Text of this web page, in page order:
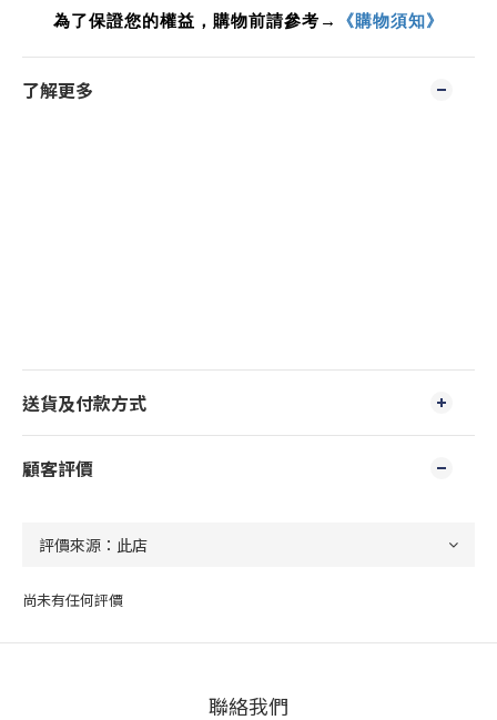
為了保證您的權益，購物前請參考→
《購物須知》
了解更多
送貨及付款方式
顧客評價
尚未有任何評價
聯絡我們